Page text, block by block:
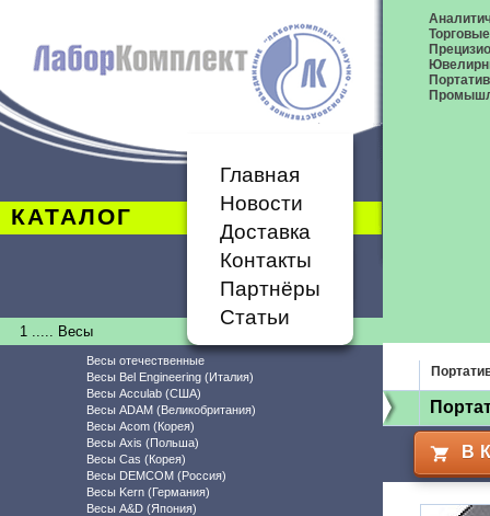
КАТАЛОГ
Главная
Новости
Доставка
Контакты
Партнёры
Статьи
1 ..... Весы
Весы отечественные
Весы Bel Engineering (Италия)
Весы Acculab (США)
Весы ADAM (Великобритания)
Весы Acom (Корея)
Весы Axis (Польша)
Весы Cas (Корея)
Весы DEMCOM (Россия)
Весы Kern (Германия)
Весы A&D (Япония)
В